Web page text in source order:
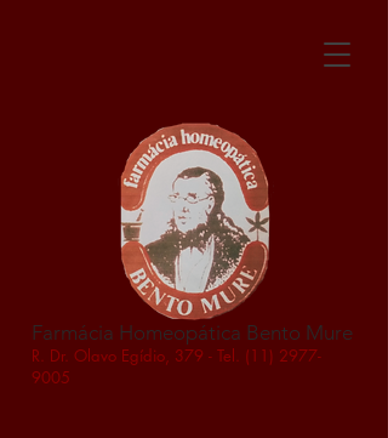
Farmácia Homeopática Bento Mure
R. Dr. Olavo Egídio, 379 - Tel. (11) 2977-
9005